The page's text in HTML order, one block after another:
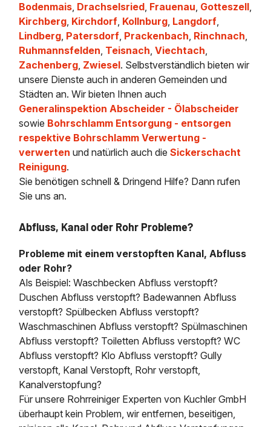
Bodenmais, Drachselsried, Frauenau, Gotteszell,
Kirchberg, Kirchdorf, Kollnburg, Langdorf,
Lindberg, Patersdorf, Prackenbach, Rinchnach,
Ruhmannsfelden, Teisnach,Viechtach,
Zachenberg, Zwiesel. Selbstverständlich bieten wir
unsere Dienste auch in anderen Gemeinden und
Städten an. Wir bieten Ihnen auch
Generalinspektion Abscheider - Ölabscheider
sowie Bohrschlamm Entsorgung - entsorgen
respektive Bohrschlamm Verwertung -
verwerten und natürlich auch dieSickerschacht
Reinigung.
Sie benötigen schnell & Dringend Hilfe? Dann rufen
Sie uns an.
Abfluss, Kanal oder Rohr Probleme?
Probleme mit einem verstopften Kanal, Abfluss
oder Rohr?
Als Beispiel: Waschbecken Abfluss verstopft?
Duschen Abfluss verstopft? Badewannen Abfluss
verstopft? Spülbecken Abfluss verstopft?
Waschmaschinen Abfluss verstopft? Spülmaschinen
Abfluss verstopft? Toiletten Abfluss verstopft? WC
Abfluss verstopft? Klo Abfluss verstopft? Gully
verstopft, Kanal Verstopft, Rohr verstopft,
Kanalverstopfung?
Für unsere Rohrreiniger Experten von Kuchler GmbH
überhaupt kein Problem, wir entfernen, beseitigen,